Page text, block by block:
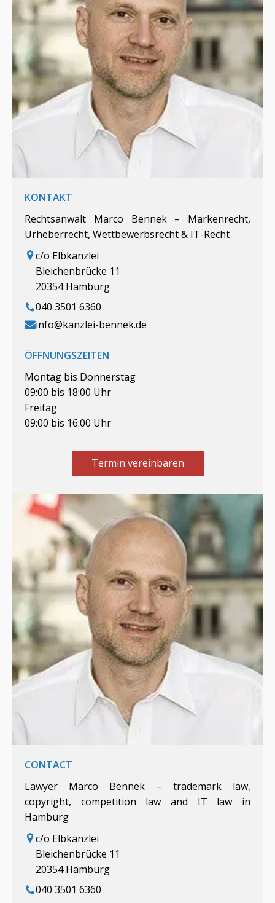
KONTAKT
Rechtsanwalt Marco Bennek – Markenrecht,
Urheberrecht, Wettbewerbsrecht & IT-Recht
c/o Elbkanzlei
Bleichenbrücke 11
20354 Hamburg
040 3501 6360
info@kanzlei-bennek.de
ÖFFNUNGSZEITEN
Montag bis Donnerstag
09:00 bis 18:00 Uhr
Freitag
09:00 bis 16:00 Uhr
Termin vereinbaren
CONTACT
Lawyer Marco Bennek – trademark law,
copyright, competition law and IT law in
Hamburg
c/o Elbkanzlei
Bleichenbrücke 11
20354 Hamburg
040 3501 6360